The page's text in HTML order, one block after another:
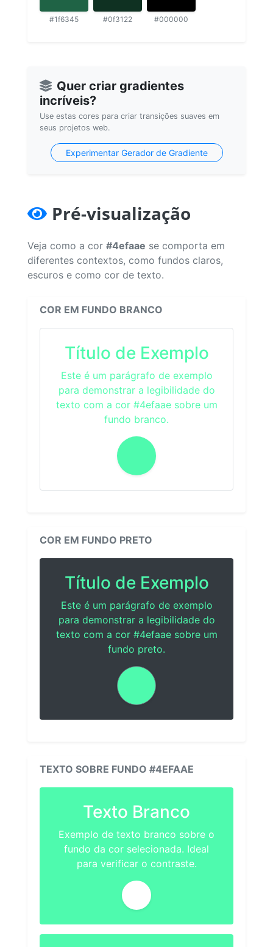
#1f6345 #0f3122 #000000
Quer criar gradientes
incríveis?
Use estas cores para criar transições suaves em
seus projetos web.
Experimentar Gerador de Gradiente
Pré-visualização
Veja como a cor #4efaae se comporta em
diferentes contextos, como fundos claros,
escuros e como cor de texto.
COR EM FUNDO BRANCO
Título de Exemplo
Este é um parágrafo de exemplo
para demonstrar a legibilidade do
texto com a cor #4efaae sobre um
fundo branco.
COR EM FUNDO PRETO
Título de Exemplo
Este é um parágrafo de exemplo
para demonstrar a legibilidade do
texto com a cor #4efaae sobre um
fundo preto.
TEXTO SOBRE FUNDO #4EFAAE
Texto Branco
Exemplo de texto branco sobre o
fundo da cor selecionada. Ideal
para verificar o contraste.